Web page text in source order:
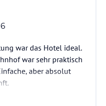
war das Hotel ideal.
war sehr praktisch
aber absolut